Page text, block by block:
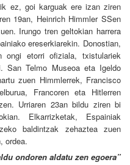
ez, goi karguak ere izan ziren
19an, Heinrich Himmler SSen
Irungo tren geltokian harrera
ereserkiarekin. Donostian,
ongi etorri ofiziala, txistulariek
San Telmo Museoa eta Igeldo
zuen Himmlerrek, Francisco
Francoren eta Hitlerren
Urriaren 23an bildu ziren bi
Elkarrizketak, Espainiak
baldintzak zehaztea zuen
ordea.
ondoren aldatu zen egoera”